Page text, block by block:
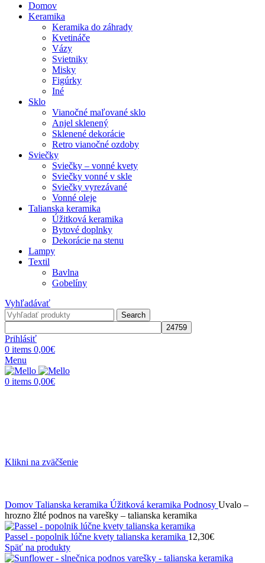
Domov
Keramika
Keramika do záhrady
Kvetináče
Vázy
Svietniky
Misky
Figúrky
Iné
Sklo
Vianočné maľované sklo
Anjel sklenený
Sklenené dekorácie
Retro vianočné ozdoby
Sviečky
Sviečky – vonné kvety
Sviečky vonné v skle
Sviečky vyrezávané
Vonné oleje
Talianska keramika
Úžitková keramika
Bytové doplnky
Dekorácie na stenu
Lampy
Textil
Bavlna
Gobelíny
Vyhľadávať
Search
Prihlásiť
0 items 0,00€
Menu
0 items 0,00€
Klikni na zväčšenie
Domov Talianska keramika Úžitková keramika Podnosy Uvalo –
hrozno žlté podnos na varešky – talianska keramika
Passel - popolnik lúčne kvety talianska keramika 12,30€
Späť na produkty